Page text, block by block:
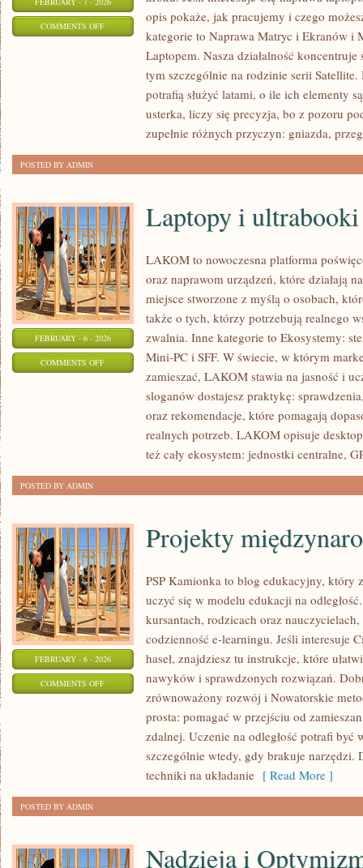
COMMENTS OFFON
PODZESPOŁÓW
opis pokaże, jak pracujemy i czego
kategorie to Naprawa Matryc i Ekranów i
Laptopem. Nasza działalność
tym szczególnie na rodzinie serii
potrafią służyć latami, o ile ich elementy
usterka, liczy się precyzja, bo z pozoru
zupełnie różnych przyczyn: gniazda,
POSTED BY ADMIN
FEBRUARY - 6 - 2026
COMMENTS OFFON
ULTRABOOKI
Laptopy i ultrabooki
LAKOM to nowoczesna platforma
oraz naprawom urządzeń, które działają
miejsce stworzone z myślą o osobach,
także o tych, którzy potrzebują realnego
zwalnia. Inne kategorie to Ekosystemy:
Mini-PC i SFF. W świecie, w którym
zamieszać, LAKOM stawia na jasność i
sloganów dostajesz praktykę:
oraz rekomendacje, które pomagają
realnych potrzeb. LAKOM opisuje
też cały ekosystem: jednostki centralne,
POSTED BY ADMIN
FEBRUARY - 6 - 2026
COMMENTS OFFON
MIĘDZYNARODOWE
Projekty
PSP Kamionka to blog edukacyjny, który
uczyć się w modelu edukacji na
kursantach, rodzicach oraz
codzienność e-learningu. Jeśli interesuje
haseł, znajdziesz tu instrukcje, które
nawyków i sprawdzonych rozwiązań.
zrównoważony rozwój i Nowatorskie
prosta: pomagać w przejściu od
zdalnej. Uczenie na odległość potrafi być
szczególnie wtedy, gdy brakuje narzędzi.
techniki na układanie [ Read More ]
POSTED BY ADMIN
Nadzieja i